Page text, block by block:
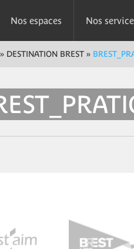
Nos espaces Nos
» DESTINATION BREST »